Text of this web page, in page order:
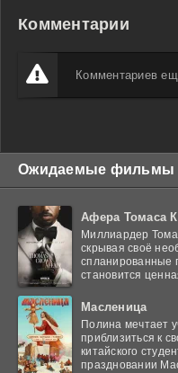
Комментарии
Комментариев
Ожидаемые фильмы
Афера Томаса
Миллиардер
скрывая своё
спланированные
становится
Масленица
Полина мечтает
приблизиться к
китайского
праздновании